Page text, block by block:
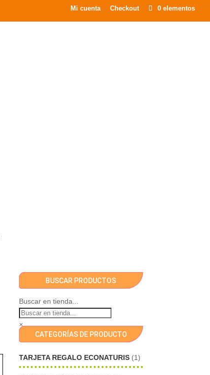
Mi cuenta Checkout 0 elementos
BUSCAR PRODUCTOS
Buscar en tienda...
×
CATEGORÍAS DE PRODUCTO
TARJETA REGALO ECONATURIS (1)